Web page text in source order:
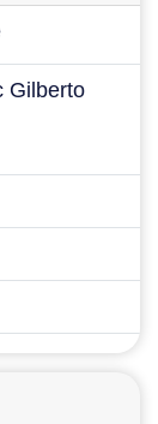
Gilberto